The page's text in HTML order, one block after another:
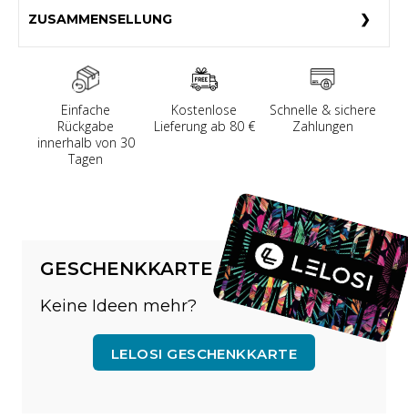
ZUSAMMENSELLUNG
Einfache
Rückgabe
innerhalb von 30
Tagen
Kostenlose
Lieferung ab 80 €
Schnelle & sichere
Zahlungen
GESCHENKKARTE
Keine Ideen mehr?
LELOSI GESCHENKKARTE